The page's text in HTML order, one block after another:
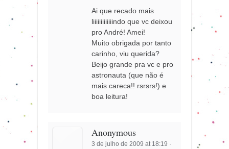
Ai que recado mais
liiiiiiiiiiiiindo que vc deixou
pro André! Amei!
Muito obrigada por tanto
carinho, viu querida?
Beijo grande pra vc e pro
astronauta (que não é
mais careca!! rsrsrs!) e
boa leitura!
Anonymous
3 de julho de 2009 at 18:19 ·